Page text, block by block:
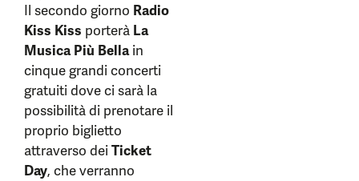
Il secondo giorno Radio
Kiss Kiss porterà La
Musica Più Bellain
cinque grandi concerti
gratuiti dove ci sarà la
possibilità di prenotare il
proprio biglietto
attraverso deiTicket
Day, che verranno